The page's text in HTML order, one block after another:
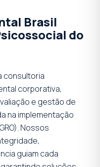
Brasil
do
consultoria
corporativa,
e gestão de
na implementação
Nossos
guiam cada